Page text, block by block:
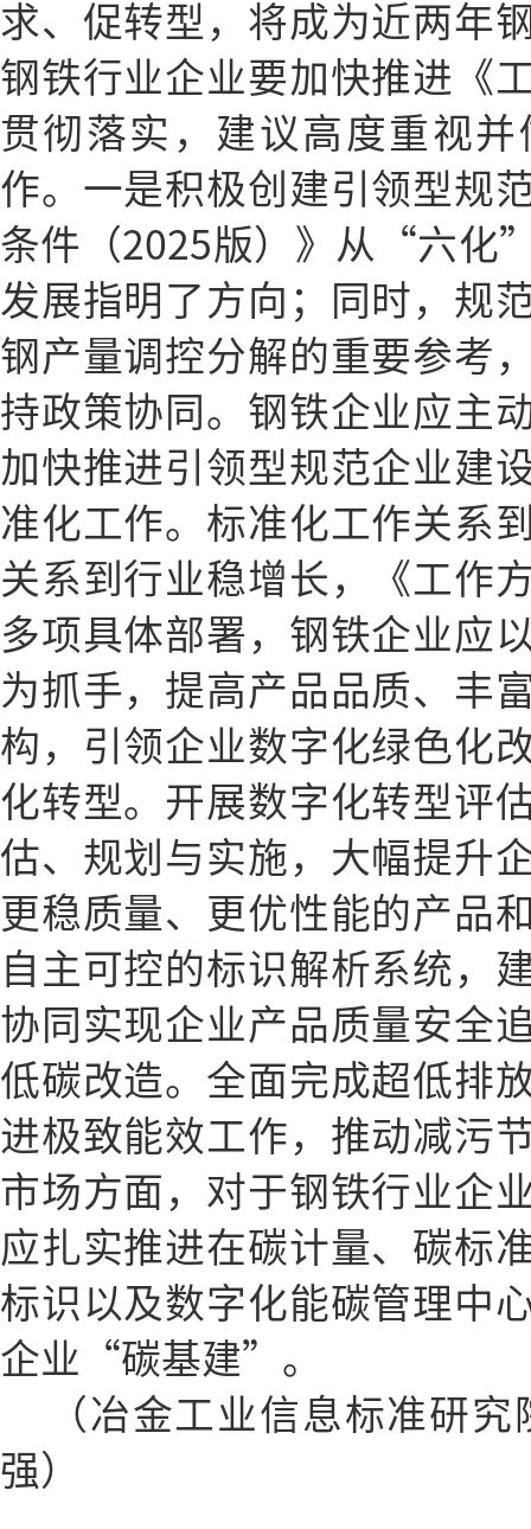
求、促转型，将成为近两年
钢铁行业企业要加快推进《
贯彻落实，建议高度重视
作。一是积极创建引领型规
条件（2025版）》从“六化
发展指明了方向；同时，规
钢产量调控分解的重要参考
持政策协同。钢铁企业应主
加快推进引领型规范企业建
准化工作。标准化工作关系
关系到行业稳增长，《工作
多项具体部署，钢铁企业应
为抓手，提高产品品质、丰
构，引领企业数字化绿色化
化转型。开展数字化转型评
估、规划与实施，大幅提升
更稳质量、更优性能的产品
自主可控的标识解析系统，
协同实现企业产品质量安全
低碳改造。全面完成超低排
进极致能效工作，推动减污
市场方面，对于钢铁行业企
应扎实推进在碳计量、碳标
标识以及数字化能碳管理中
企业“碳基建”。
（冶金工业信息标准研
强）